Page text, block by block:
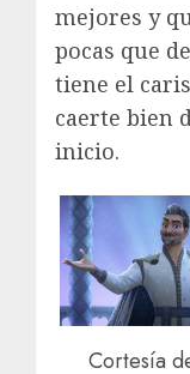
mejores y
pocas que
tiene el
caerte bien
inicio.
Cortesía